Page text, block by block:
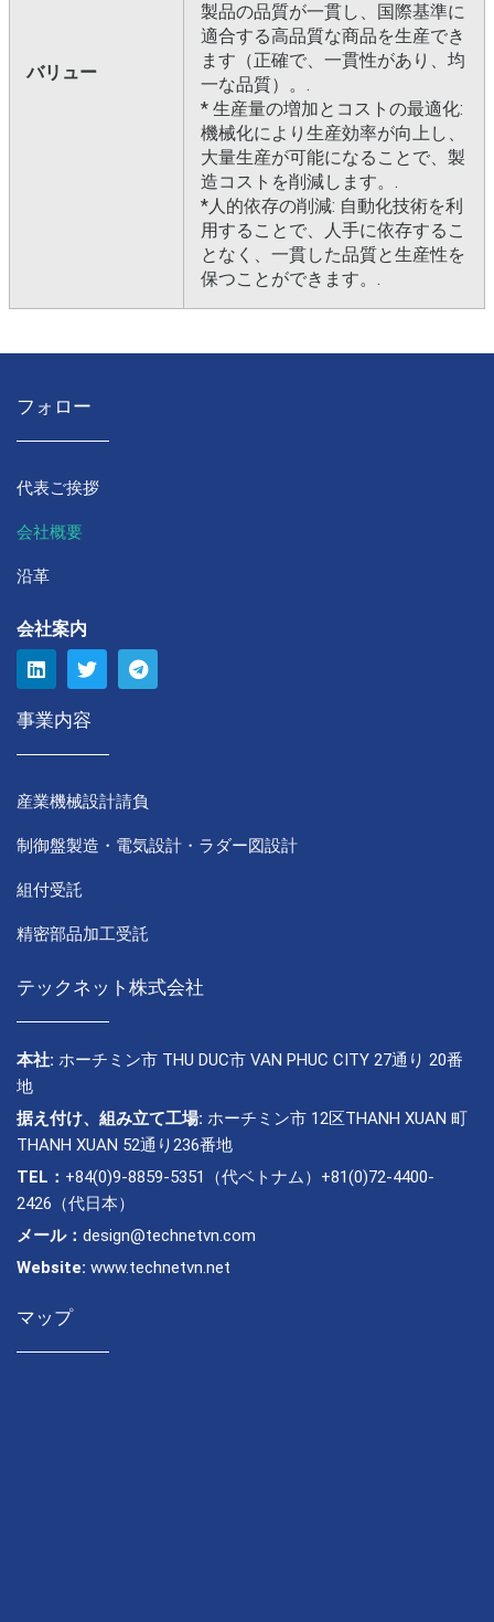
バリュー
製品の品質が一貫し、国際基準に
適合する高品質な商品を生産でき
ます（正確で、一貫性があり、均
一な品質）。.
* 生産量の増加とコストの最適化:
機械化により生産効率が向上し、
大量生産が可能になることで、製
造コストを削減します。.
*人的依存の削減: 自動化技術を利
用することで、人手に依存するこ
となく、一貫した品質と生産性を
保つことができます。.
フォロー
代表ご挨拶
会社概要
沿革
会社案内
事業内容
産業機械設計請負
制御盤製造・電気設計・ラダー図設計
組付受託
精密部品加工受託
テックネット株式会社
本社: ホーチミン市 THU DUC市 VAN PHUC CITY 27通り 20番
地
据え付け、組み立て工場: ホーチミン市 12区THANH XUAN 町
THANH XUAN 52通り236番地
TEL： +84(0)9-8859-5351（代ベトナム）+81(0)72-4400-
2426（代日本）
メール： design@technetvn.com
Website: www.technetvn.net
マップ